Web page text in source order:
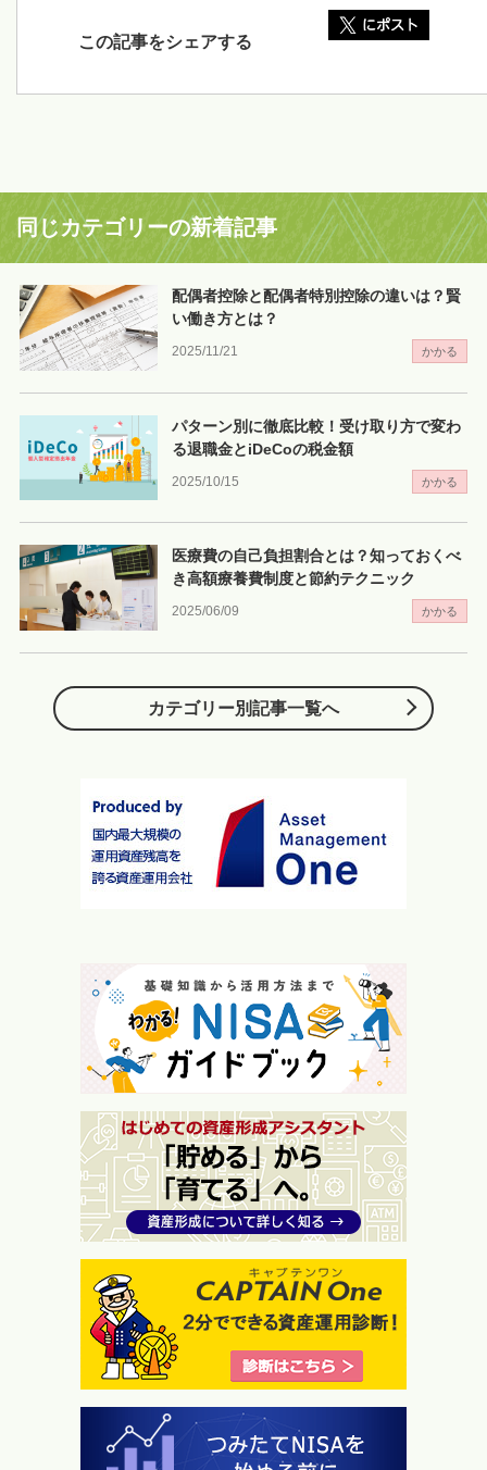
この記事をシェアする
同じカテゴリーの新着記事
2025/11/21 かかる
配偶者控除と配偶者特別控除の違いは？賢
い働き方とは？
2025/10/15 かかる
パターン別に徹底比較！受け取り方で変わ
る退職金とiDeCoの税金額
2025/06/09 かかる
医療費の自己負担割合とは？知っておくべ
き高額療養費制度と節約テクニック
カテゴリー別記事一覧へ